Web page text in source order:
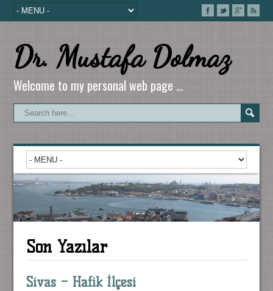
Dr. Mustafa Dolmaz
Welcome to my personal web page …
Son Yazılar
Sivas – Hafik İlçesi